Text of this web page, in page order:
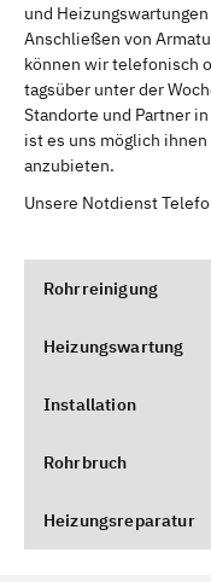
und
Anschließen von
können wir telefonisch
tagsüber unter der
Standorte und Partner
ist es uns möglich
anzubieten.
Unsere Notdienst
Rohrreinigung
Heizungswartung
Installation
Rohrbruch
Heizungsreparatur